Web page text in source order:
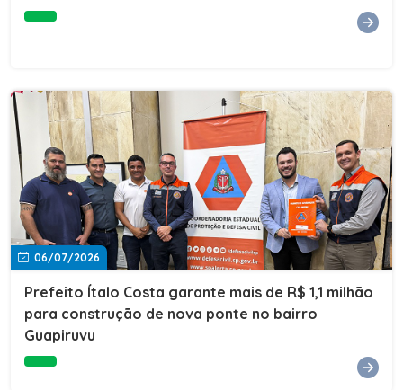
06/07/2026
Prefeito Ítalo Costa garante mais de R$ 1,1 milhão
para construção de nova ponte no bairro
Guapiruvu